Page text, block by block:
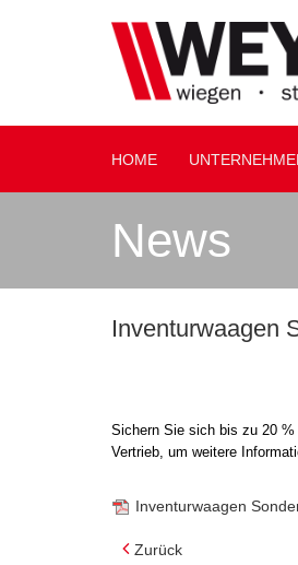
HOME
News
Inventurwaagen
Sichern Sie sich bis zu 20
Vertrieb, um weitere
Inventurwaagen
Zurück